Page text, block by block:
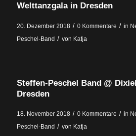
Welttanzgala in Dresden
20. Dezember 2018 / 0 Kommentare / in
Peschel-Band / von Katja
Steffen-Peschel Band @
Dresden
18. November 2018 / 0 Kommentare / in
Peschel-Band / von Katja